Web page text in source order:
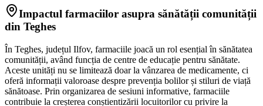
Impactul farmaciilor asupra sănătății comunității
din Teghes
În Teghes, județul Ilfov, farmaciile joacă un rol esențial în sănătatea
comunității, având funcția de centre de educație pentru sănătate.
Aceste unități nu se limitează doar la vânzarea de medicamente, ci
oferă informații valoroase despre prevenția bolilor și stiluri de viață
sănătoase. Prin organizarea de sesiuni informative, farmaciile
contribuie la creșterea conștientizării locuitorilor cu privire la